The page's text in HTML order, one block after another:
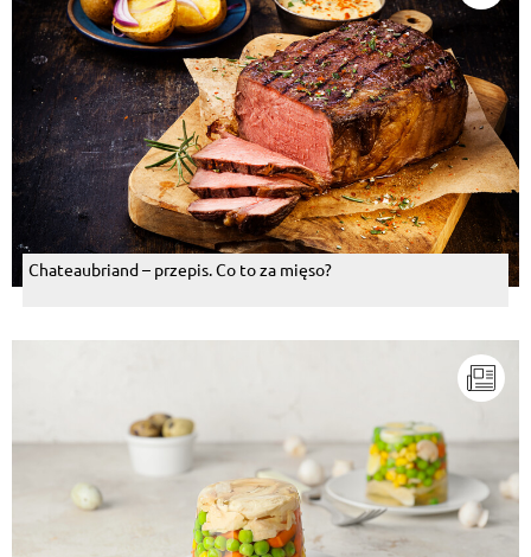
Chateaubriand – przepis. Co to za mięso?